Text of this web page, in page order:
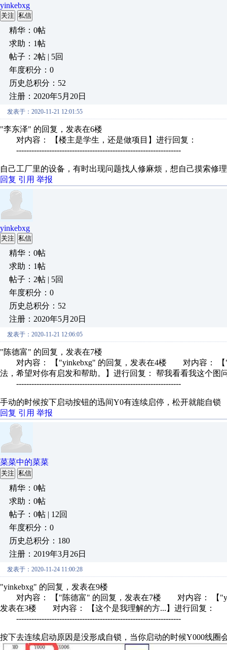
yinkebxg
关注 私信
精华：0帖
求助：1帖
帖子：2帖 | 5回
年度积分：0
历史总积分：52
注册：2020年5月20日
发表于：2020-11-21 12:01:55
"李东泽" 的回复，发表在6楼
对内容： 【楼主是学生，还是做项目】进行回复：
-----------------------------------------------------------------
自己工厂里的设备，有时出现问题找人修麻烦，想自己摸索修理
回复 引用 举报
yinkebxg
关注 私信
精华：0帖
求助：1帖
帖子：2帖 | 5回
年度积分：0
历史总积分：52
注册：2020年5月20日
发表于：2020-11-21 12:06:05
"陈德富" 的回复，发表在7楼
对内容： 【"yinkebxg" 的回复，发表在4楼 对内容： 【
法，希望对你有启发和帮助。】进行回复： 帮我看看我这个图
-----------------------------------------------------------------
手动的时候按下启动按钮的迅间Y0有连续启停，松开就能自锁
回复 引用 举报
菜菜中的菜菜
关注 私信
精华：0帖
求助：0帖
帖子：0帖 | 12回
年度积分：0
历史总积分：180
注册：2019年3月26日
发表于：2020-11-24 11:00:28
"yinkebxg" 的回复，发表在9楼
对内容： 【"陈德富" 的回复，发表在7楼 对内容： 【
发表在3楼 对内容： 【这个是我理解的方...】进行回复：
-----------------------------------------------------------------
按下去连续启动原因是没形成自锁，当你启动的时候Y000线圈